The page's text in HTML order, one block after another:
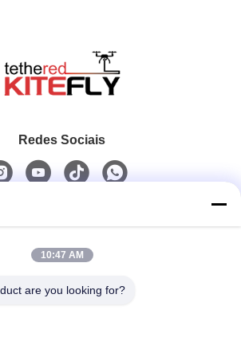
Redes Sociais
10:47 AM
are you looking for?